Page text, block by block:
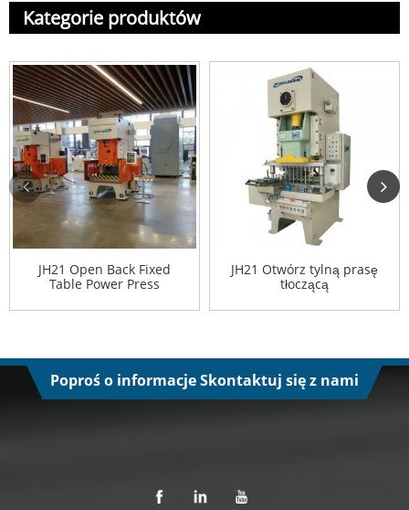
Kategorie produktów
JH21 Open Back Fixed
Table Power Press
JH21 Otwórz tylną prasę
tłoczącą
Poproś o informacje Skontaktuj się z nami